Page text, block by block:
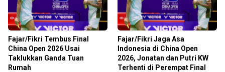
Fajar/Fikri Tembus Final
China Open 2026 Usai
Taklukkan Ganda Tuan
Rumah
Fajar/Fikri Jaga Asa
Indonesia di China Open
2026, Jonatan dan Putri KW
Terhenti di Perempat Final